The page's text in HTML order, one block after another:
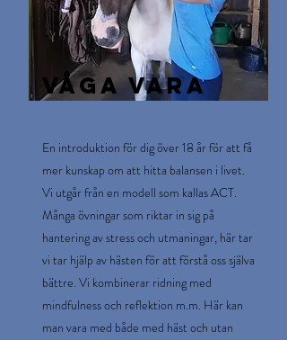
våga vara
En introduktion för dig över 18 år för att få
mer kunskap om att hitta balansen i livet.
Vi utgår från en modell som kallas ACT.
Många övningar som riktar in sig på
hantering av stress och utmaningar, här tar
vi tar hjälp av hästen för att förstå oss själva
bättre. Vi kombinerar ridning med
mindfulness och reflektion m.m. Här kan
man vara med både med häst och utan